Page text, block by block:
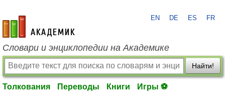
academic.ru
EN DE ES FR
Словари и энциклопедии на Академике
Найти!
Толкования Переводы Книги Игры ⚽